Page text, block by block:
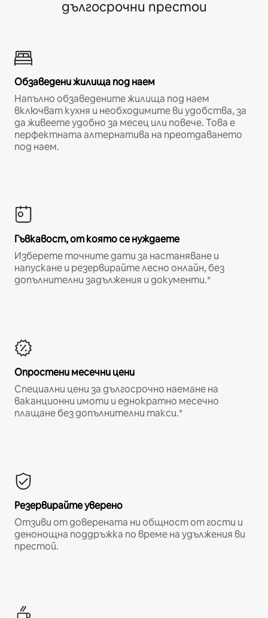
дългосрочни престои
Обзаведени жилища под наем
Напълно обзаведените жилища под наем
включват кухня и необходимите ви удобства, за
да живеете удобно за месец или повече. Това е
перфектната алтернатива на преотдаването
под наем.
Гъвкавост, от която се нуждаете
Изберете точните дати за настаняване и
напускане и резервирайте лесно онлайн, без
допълнителни задължения и документи.*
Опростени месечни цени
Специални цени за дългосрочно наемане на
ваканционни имоти и еднократно месечно
плащане без допълнителни такси.*
Резервирайте уверено
Отзиви от доверената ни общност от гости и
денонощна поддръжка по време на удължения ви
престой.